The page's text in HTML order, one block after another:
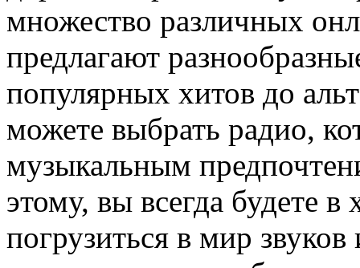
множество различных
предлагают
популярных хитов до
можете выбрать радио,
музыкальным
этому, вы всегда будете
погрузиться в мир